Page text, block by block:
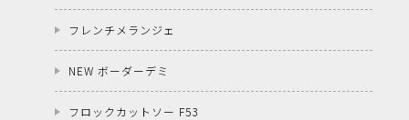
フレンチメランジェ
NEW ボーダーデミ
フロックカットソー F53